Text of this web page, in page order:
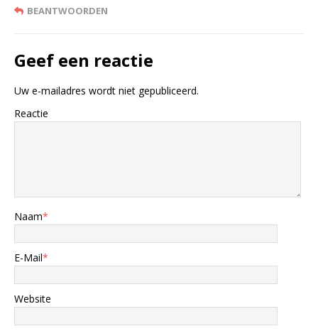
BEANTWOORDEN
Geef een reactie
Uw e-mailadres wordt niet gepubliceerd.
Reactie
Naam*
E-Mail*
Website